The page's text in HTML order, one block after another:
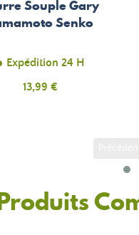
Souple Gary
Senko
Expédition 24 H
Prix
13,99 €